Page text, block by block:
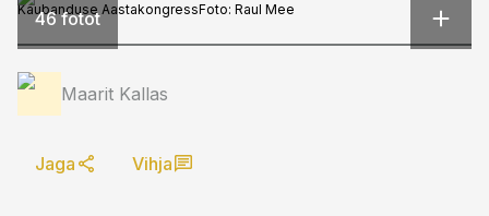
46 fotot
Kaubanduse AastakongressFoto: Raul Mee
Maarit Kallas
Jaga Vihja